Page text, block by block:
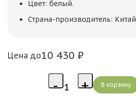
Цвет: белый.
Страна-производитель: Китай
Цена до10 430 ₽